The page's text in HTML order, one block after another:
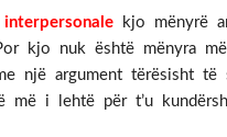
kjo mënyrë
Por kjo nuk është mënyra
një argument tërësisht
më i lehtë për t’u